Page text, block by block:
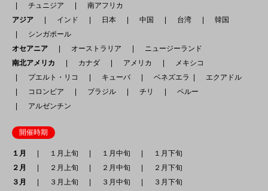
チュニジア
南アフリカ
アジア
インド 日本 中国 台湾
韓国
シンガポール
オセアニア
オーストラリア
ニュージーランド
南北アメリカ
カナダ アメリカ
メキシコ
プエルト・リコ
キューバ ベネズエラ
エクアドル
コロンビア
ブラジル チリ
ペルー
アルゼンチン
開催時期
１月 １月上旬 １月中旬
１月下旬
２月
２月上旬 ２月中旬
２月下旬
３月
３月上旬 ３月中旬
３月下旬